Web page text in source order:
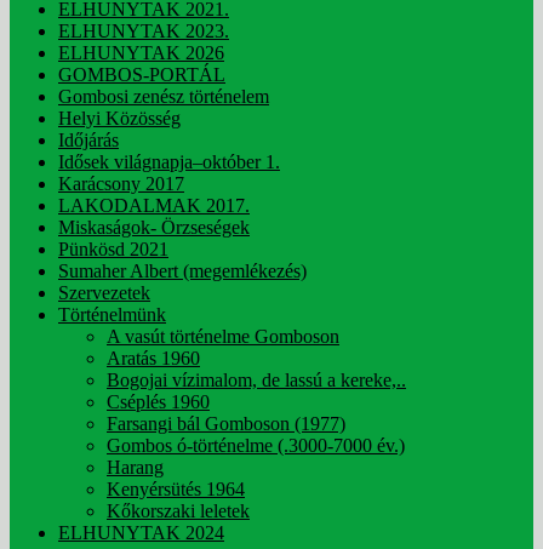
ELHUNYTAK 2021.
ELHUNYTAK 2023.
ELHUNYTAK 2026
GOMBOS-PORTÁL
Gombosi zenész történelem
Helyi Közösség
Időjárás
Idősek világnapja–október 1.
Karácsony 2017
LAKODALMAK 2017.
Miskaságok- Örzseségek
Pünkösd 2021
Sumaher Albert (megemlékezés)
Szervezetek
Történelmünk
A vasút történelme Gomboson
Aratás 1960
Bogojai vízimalom, de lassú a kereke,..
Cséplés 1960
Farsangi bál Gomboson (1977)
Gombos ó-történelme (.3000-7000 év.)
Harang
Kenyérsütés 1964
Kőkorszaki leletek
ELHUNYTAK 2024